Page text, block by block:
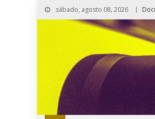
sábado, agosto 08, 2026